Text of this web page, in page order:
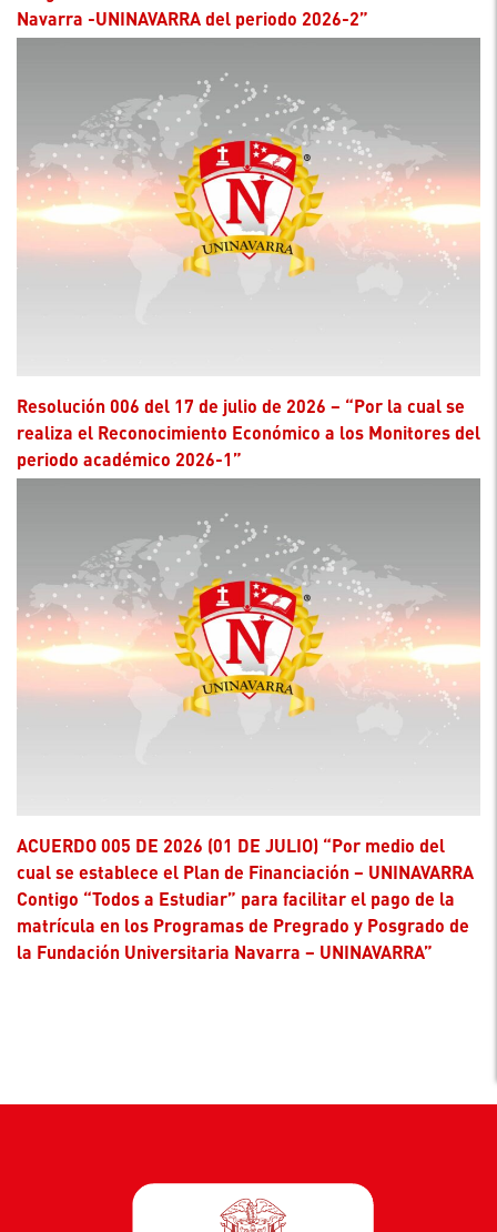
Navarra -UNINAVARRA del periodo 2026-2”
Resolución 006 del 17 de julio de 2026 – “Por la cual se
realiza el Reconocimiento Económico a los Monitores del
periodo académico 2026-1”
ACUERDO 005 DE 2026 (01 DE JULIO) “Por medio del
cual se establece el Plan de Financiación – UNINAVARRA
Contigo “Todos a Estudiar” para facilitar el pago de la
matrícula en los Programas de Pregrado y Posgrado de
la Fundación Universitaria Navarra – UNINAVARRA”